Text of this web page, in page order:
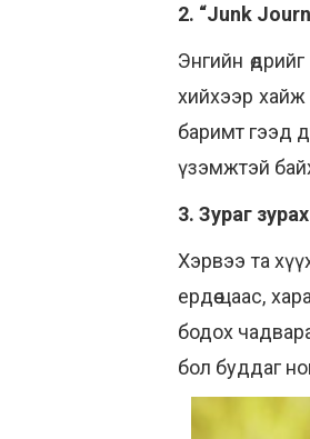
2. “Junk
Энгийн
хийхээр хайж
баримт гээд
үзэмжтэй
3. Зураг зурах
Хэрвээ та
ердөө цаас,
бодох
бол буддаг